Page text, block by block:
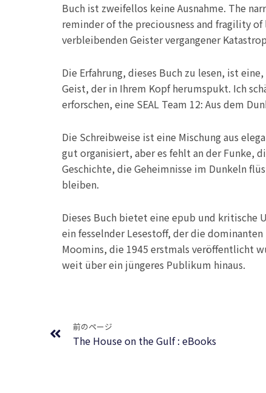
Buch ist zweifellos keine Ausnahme. The
reminder of the preciousness and fragility
verbleibenden Geister vergangener
Die Erfahrung, dieses Buch zu lesen, ist
Geist, der in Ihrem Kopf herumspukt. Ich
erforschen, eine SEAL Team 12: Aus dem
Die Schreibweise ist eine Mischung aus
gut organisiert, aber es fehlt an der Funke,
Geschichte, die Geheimnisse im Dunkeln
bleiben.
Dieses Buch bietet eine epub und kritische
ein fesselnder Lesestoff, der die
Moomins, die 1945 erstmals veröffentlicht
weit über ein jüngeres Publikum hinaus.
前のページ
The House on the Gulf : eBooks